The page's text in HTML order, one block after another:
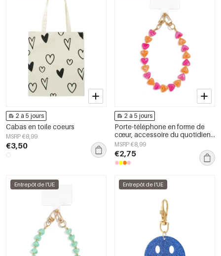
2 à 5 jours
Cabas en toile coeurs
MSRP €8,99
€3,50
2 à 5 jours
Porte-téléphone en forme de
cœur, accessoire du quotidien
en acrylique avec chaînette en
forme de cœur
MSRP €8,99
€2,75
Entrepôt de l'UE Entrepôt de l'UE